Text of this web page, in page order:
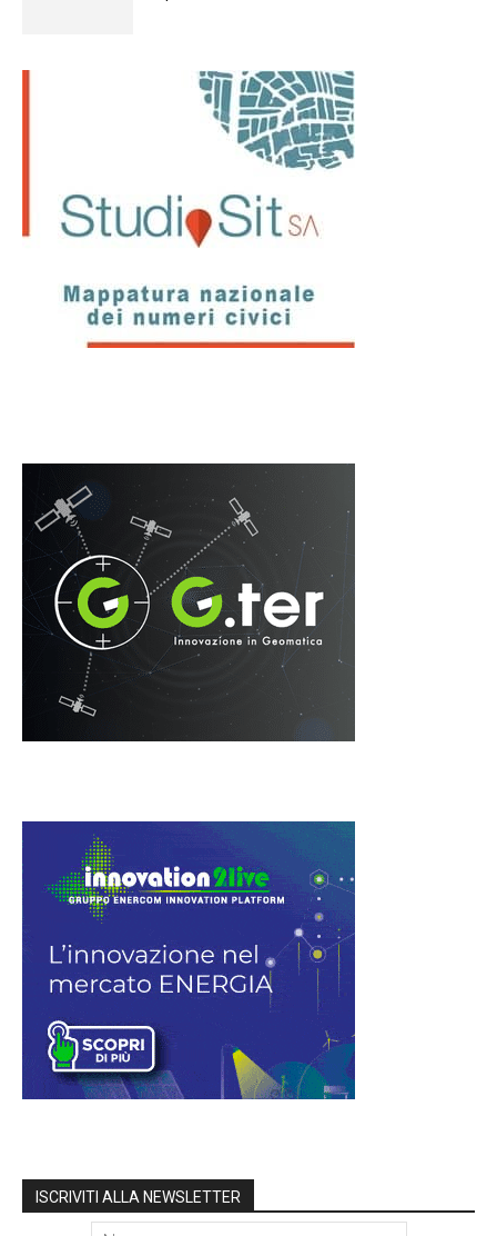
ISCRIVITI ALLA NEWSLETTER